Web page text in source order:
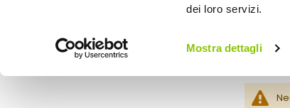
dei loro servizi.
Mostra dettagli
Catalogo prodotti - Primer - Primer - Primer -
Primer - Primer - Primer - MACOTA